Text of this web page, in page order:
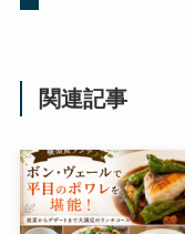
関連記事